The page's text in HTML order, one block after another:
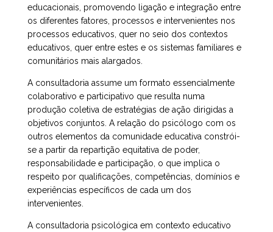
educacionais, promovendo ligação e integração entre
os diferentes fatores, processos e intervenientes nos
processos educativos, quer no seio dos contextos
educativos, quer entre estes e os sistemas familiares e
comunitários mais alargados.
A consultadoria assume um formato essencialmente
colaborativo e participativo que resulta numa
produção coletiva de estratégias de ação dirigidas a
objetivos conjuntos. A relação do psicólogo com os
outros elementos da comunidade educativa constrói-
se a partir da repartição equitativa de poder,
responsabilidade e participação, o que implica o
respeito por qualificações, competências, domínios e
experiências específicos de cada um dos
intervenientes.
A consultadoria psicológica em contexto educativo